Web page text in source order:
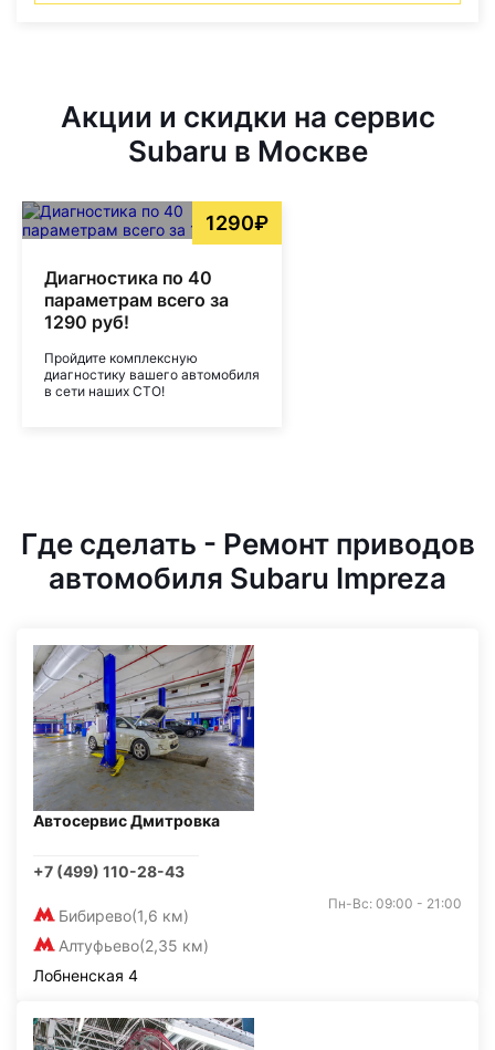
Акции и скидки на сервис
Subaru в Москве
1290₽
Диагностика по 40
параметрам всего за
1290 руб!
Пройдите комплексную
диагностику вашего автомобиля
в сети наших СТО!
Где сделать - Ремонт приводов
автомобиля Subaru Impreza
Автосервис Дмитровка
+7 (499) 110-28-43
Бибирево(1,6 км)
Алтуфьево(2,35 км)
Пн-Вс: 09:00 - 21:00
Лобненская 4